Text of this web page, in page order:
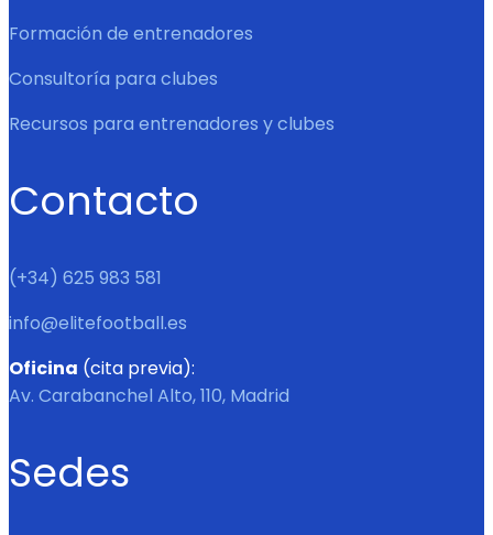
Formación de entrenadores
Consultoría para clubes
Recursos para entrenadores y clubes
Contacto
(+34) 625 983 581
info@elitefootball.es
Oficina (cita previa):
Av. Carabanchel Alto, 110, Madrid
Sedes